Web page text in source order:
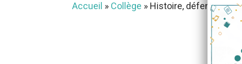
Accueil » Collège » Histoire, défense et